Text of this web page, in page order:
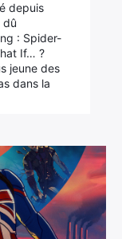
depuis
dû
: Spider-
If… ?
jeune des
dans la